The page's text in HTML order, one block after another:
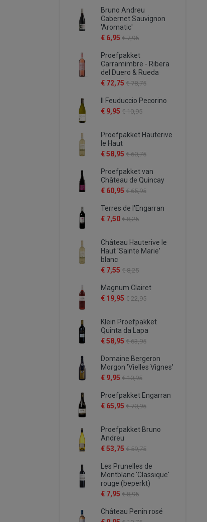
Bruno Andreu
Cabernet Sauvignon
'Aromatic'
€ 6,95 € 7,95
Proefpakket
Carramimbre - Ribera
del Duero & Rueda
€ 72,75 € 78,75
Il Feuduccio Pecorino
€ 9,95 € 10,95
Proefpakket Hauterive
le Haut
€ 58,95 € 60,75
Proefpakket van
Château de Quincay
€ 60,95 € 65,95
Terres de l'Engarran
€ 7,50 € 8,25
Château Hauterive le
Haut 'Sainte Marie'
blanc
€ 7,55 € 8,25
Magnum Clairet
€ 19,95 € 22,95
Klein Proefpakket
Quinta da Lapa
€ 58,95 € 63,95
Domaine Bergeron
Morgon 'Vielles Vignes'
€ 9,95 € 10,95
Proefpakket Engarran
€ 65,95 € 70,95
Proefpakket Bruno
Andreu
€ 53,75 € 59,75
Les Prunelles de
Montblanc 'Classique'
rouge (beperkt)
€ 7,95 € 8,95
Château Penin rosé